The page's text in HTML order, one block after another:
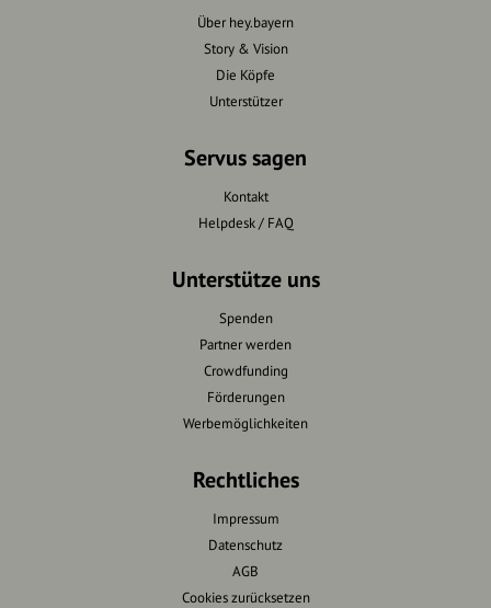
Über hey.bayern
Story & Vision
Die Köpfe
Unterstützer
Servus sagen
Kontakt
Helpdesk / FAQ
Unterstütze uns
Spenden
Partner werden
Crowdfunding
Förderungen
Werbemöglichkeiten
Rechtliches
Impressum
Datenschutz
AGB
Cookies zurücksetzen